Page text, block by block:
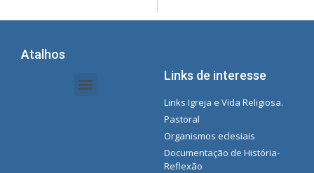
Atalhos
Links de interesse
Links Igreja e Vida Religiosa.
Pastoral
Organismos eclesiais
Documentação de História-
Reflexão